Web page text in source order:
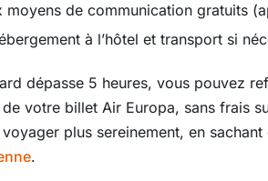
moyens de communication gratuits
à l’hôtel et transport si
dépasse 5 heures, vous pouvez
votre billet Air Europa, sans frais
plus sereinement, en sachant
.